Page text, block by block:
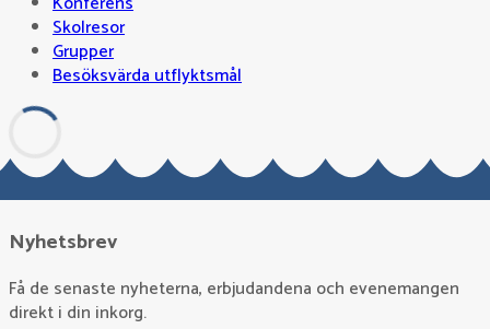
Skolresor
Grupper
Besöksvärda utflyktsmål
Nyhetsbrev
Få de senaste nyheterna, erbjudandena och evenemangen
direkt i din inkorg.